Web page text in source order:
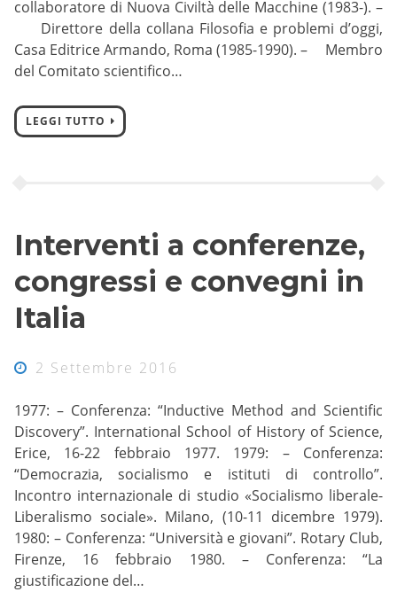
collaboratore di Nuova Civiltà delle Macchine (1983-). –
Direttore della collana Filosofia e problemi d’oggi,
Casa Editrice Armando, Roma (1985-1990). – Membro
del Comitato scientifico…
LEGGI TUTTO
Interventi a conferenze,
congressi e convegni in
Italia
2 Settembre 2016
1977: – Conferenza: “Inductive Method and Scientific
Discovery”. International School of History of Science,
Erice, 16-22 febbraio 1977. 1979: – Conferenza:
“Democrazia, socialismo e istituti di controllo”.
Incontro internazionale di studio «Socialismo liberale-
Liberalismo sociale». Milano, (10-11 dicembre 1979).
1980: – Conferenza: “Università e giovani”. Rotary Club,
Firenze, 16 febbraio 1980. – Conferenza: “La
giustificazione del…